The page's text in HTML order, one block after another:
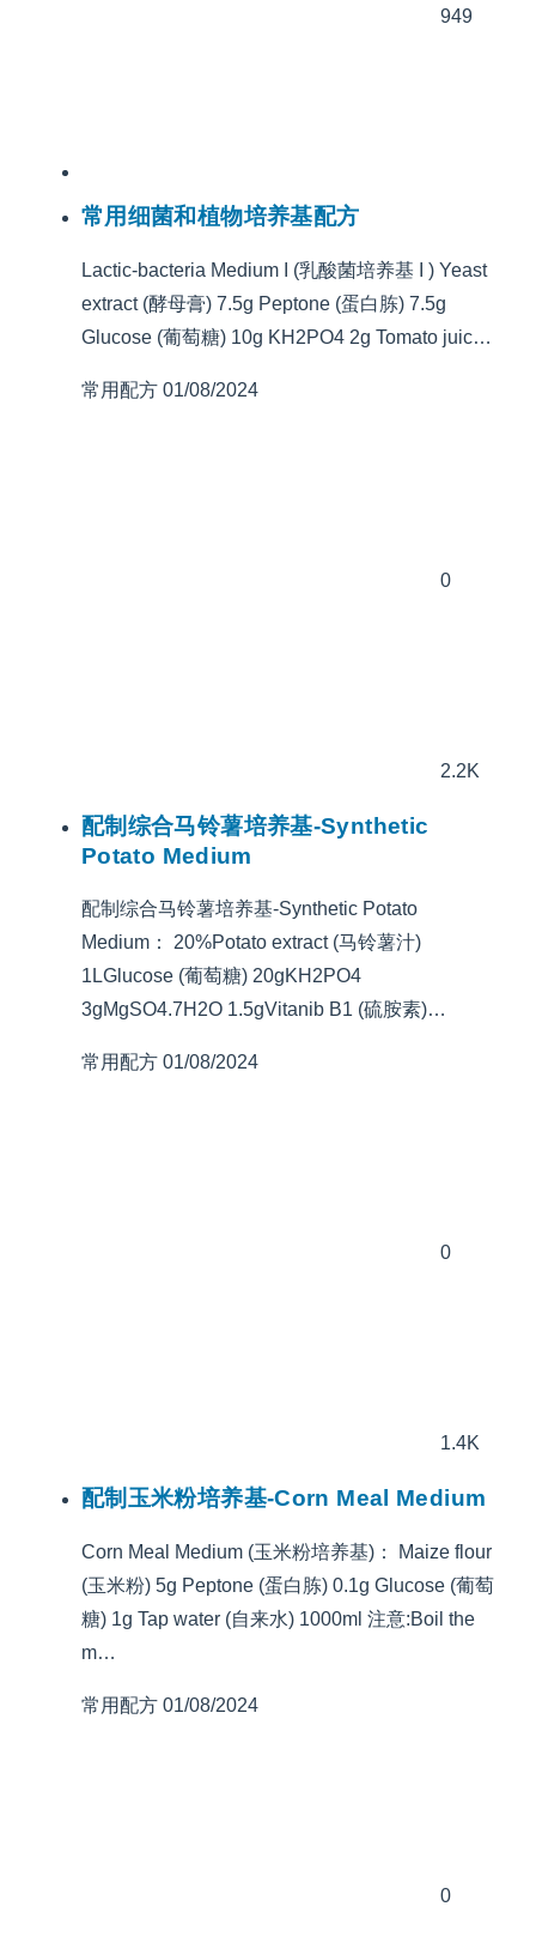
949
常用细菌和植物培养基配方
Lactic-bacteria Medium I (乳酸菌培养基 I ) Yeast
extract (酵母膏) 7.5g Peptone (蛋白胨) 7.5g
Glucose (葡萄糖) 10g KH2PO4 2g Tomato juic…
常用配方 01/08/2024
0
2.2K
配制综合马铃薯培养基-Synthetic
Potato Medium
配制综合马铃薯培养基-Synthetic Potato
Medium： 20%Potato extract (马铃薯汁)
1LGlucose (葡萄糖) 20gKH2PO4
3gMgSO4.7H2O 1.5gVitanib B1 (硫胺素)…
常用配方 01/08/2024
0
1.4K
配制玉米粉培养基-Corn Meal Medium
Corn Meal Medium (玉米粉培养基)： Maize flour
(玉米粉) 5g Peptone (蛋白胨) 0.1g Glucose (葡萄
糖) 1g Tap water (自来水) 1000ml 注意:Boil the
m…
常用配方 01/08/2024
0